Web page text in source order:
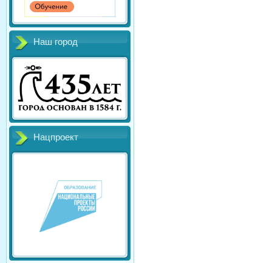
Наш город
Нацпроект